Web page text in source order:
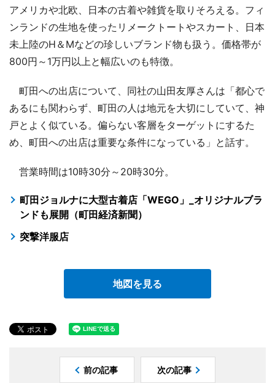
アメリカや北欧、日本の古着や雑貨を取りそろえる。フィ
ンランドの生地を使ったリメークトートやスカート、日本
未上陸のH＆Mなどの珍しいブランド物も扱う。価格帯が
800円～1万円以上と幅広いのも特徴。
町田への出店について、同社の山田友厚さんは「都心で
あるにも関わらず、町田の人は地元を大切にしていて、神
戸とよく似ている。偏らない客層をターゲットにするた
め、町田への出店は重要な条件になっている」と話す。
営業時間は10時30分～20時30分。
町田ジョルナに大型古着店「WEGO」_オリジナルブラ
ンドも展開（町田経済新聞）
突撃洋服店
地図を見る
前の記事 次の記事